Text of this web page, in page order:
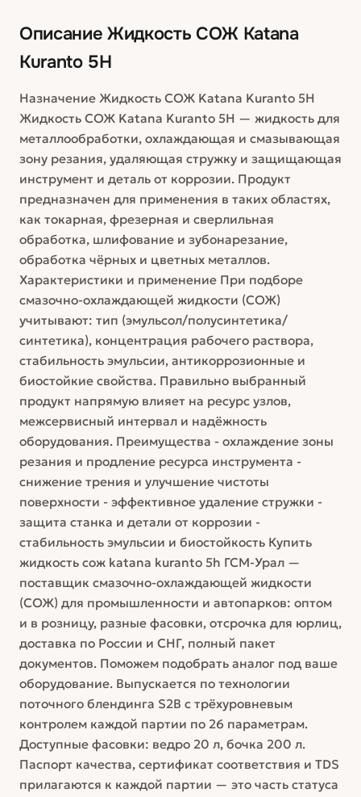
ОписаниеЖидкость СОЖ Katana
Kuranto 5H
Назначение Жидкость СОЖ Katana Kuranto 5H
Жидкость СОЖ Katana Kuranto 5H — жидкость для
металлообработки, охлаждающая и смазывающая
зону резания, удаляющая стружку и защищающая
инструмент и деталь от коррозии. Продукт
предназначен для применения в таких областях,
как токарная, фрезерная и сверлильная
обработка, шлифование и зубонарезание,
обработка чёрных и цветных металлов.
Характеристики и применение При подборе
смазочно-охлаждающей жидкости (СОЖ)
учитывают: тип (эмульсол/полусинтетика/
синтетика), концентрация рабочего раствора,
стабильность эмульсии, антикоррозионные и
биостойкие свойства. Правильно выбранный
продукт напрямую влияет на ресурс узлов,
межсервисный интервал и надёжность
оборудования. Преимущества - охлаждение зоны
резания и продление ресурса инструмента -
снижение трения и улучшение чистоты
поверхности - эффективное удаление стружки -
защита станка и детали от коррозии -
стабильность эмульсии и биостойкость Купить
жидкость сож katana kuranto 5h ГСМ-Урал —
поставщик смазочно-охлаждающей жидкости
(СОЖ) для промышленности и автопарков: оптом
и в розницу, разные фасовки, отсрочка для юрлиц,
доставка по России и СНГ, полный пакет
документов. Поможем подобрать аналог под ваше
оборудование. Выпускается по технологии
поточного блендинга S2B с трёхуровневым
контролем каждой партии по 26 параметрам.
Доступные фасовки: ведро 20 л, бочка 200 л.
Паспорт качества, сертификат соответствия и TDS
прилагаются к каждой партии — это часть статуса